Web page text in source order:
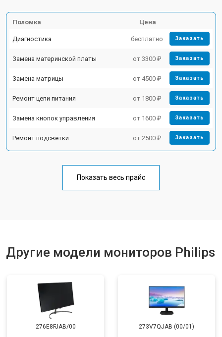
Поломка Цена
Диагностика бесплатно Заказать
Замена материнской платы от 3300 ₽ Заказать
Замена матрицы от 4500 ₽ Заказать
Ремонт цепи питания от 1800 ₽ Заказать
Замена кнопок управления от 1600 ₽ Заказать
Ремонт подсветки от 2500 ₽ Заказать
Показать весь прайс
Другие модели мониторов Philips
276E8FJAB/00 273V7QJAB (00/01)